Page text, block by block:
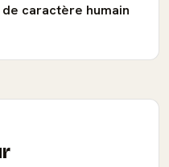
caractère humain